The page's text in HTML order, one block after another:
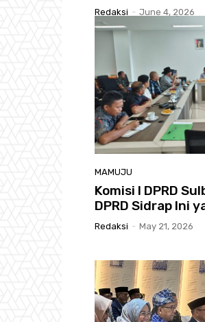
Redaksi - June 4, 2026
MAMUJU
Komisi I DPRD
DPRD Sidrap Ini
Redaksi - May 21, 2026